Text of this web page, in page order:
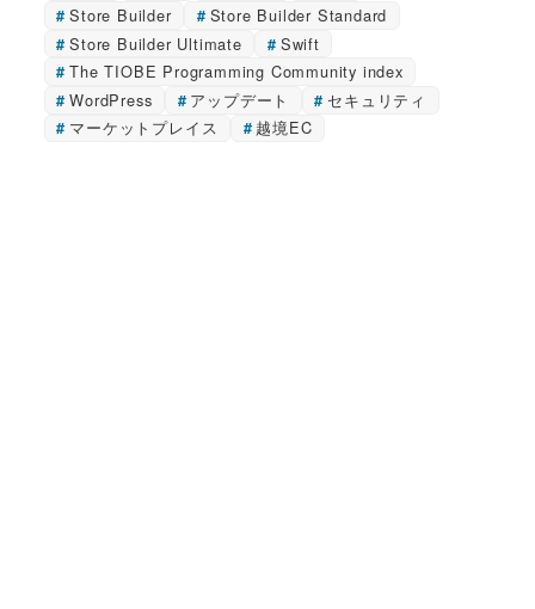
Store Builder
Store Builder Standard
Store Builder Ultimate
Swift
The TIOBE Programming Community index
WordPress
アップデート
セキュリティ
マーケットプレイス
越境EC